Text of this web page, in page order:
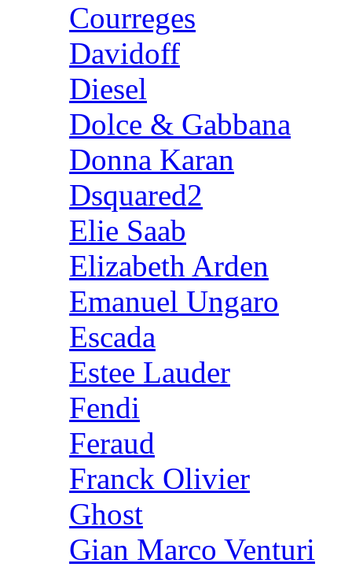
Courreges
Davidoff
Diesel
Dolce & Gabbana
Donna Karan
Dsquared2
Elie Saab
Elizabeth Arden
Emanuel Ungaro
Escada
Estee Lauder
Fendi
Feraud
Franck Olivier
Ghost
Gian Marco Venturi